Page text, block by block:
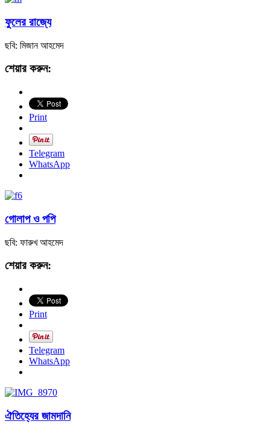
ফুলের রাজ্যে
ছবি: মিজান আহমেদ
শেয়ার করুন:
Print
Telegram
WhatsApp
গোলাপ ও পপি
ছবি: ফারুখ আহমেদ
শেয়ার করুন:
Print
Telegram
WhatsApp
ঐতিহ্যের জামদানি